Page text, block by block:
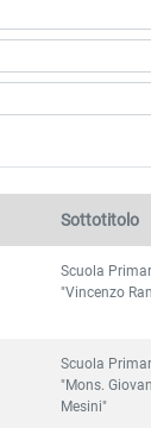
Sottotitolo
Scuola
"Vincenzo
Scuola
"Mons.
Mesini"